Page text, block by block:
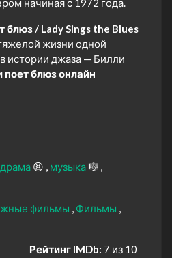
начиная с 1972 года.
/ Lady Sings the Blues
жизни одной
истории джаза — Билли
блюз онлайн
драма 😫 музыка 🎼
фильмы
Фильмы
Рейтинг IMDb: 7 из 10